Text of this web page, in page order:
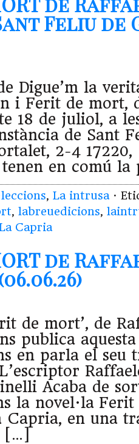
Feliu de
Digue’m la
i Ferit de mort,
18 de juliol, a
de Sant
2-4 17220,
en comú
, La intrusa ·
, labreuedicions,
Capria
de
de mort’, de
publica
en parla el
Acaba de
la novel·la
Capria, en una
[…]